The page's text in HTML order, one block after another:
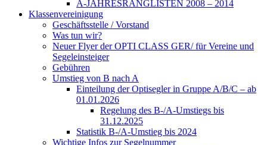
A-JAHRESRANGLISTEN 2008 – 2014
Klassenvereinigung
Geschäftsstelle / Vorstand
Was tun wir?
Neuer Flyer der OPTI CLASS GER/ für Vereine und
Segeleinsteiger
Gebühren
Umstieg von B nach A
Einteilung der Optisegler in Gruppe A/B/C – ab
01.01.2026
Regelung des B-/A-Umstiegs bis
31.12.2025
Statistik B-/A-Umstieg bis 2024
Wichtige Infos zur Segelnummer